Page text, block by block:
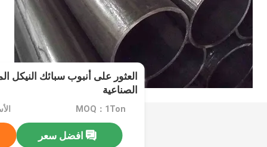
العثور على أنبوب سبائك النيكل
الصناعية
MOQ：1Ton
افضل سعر